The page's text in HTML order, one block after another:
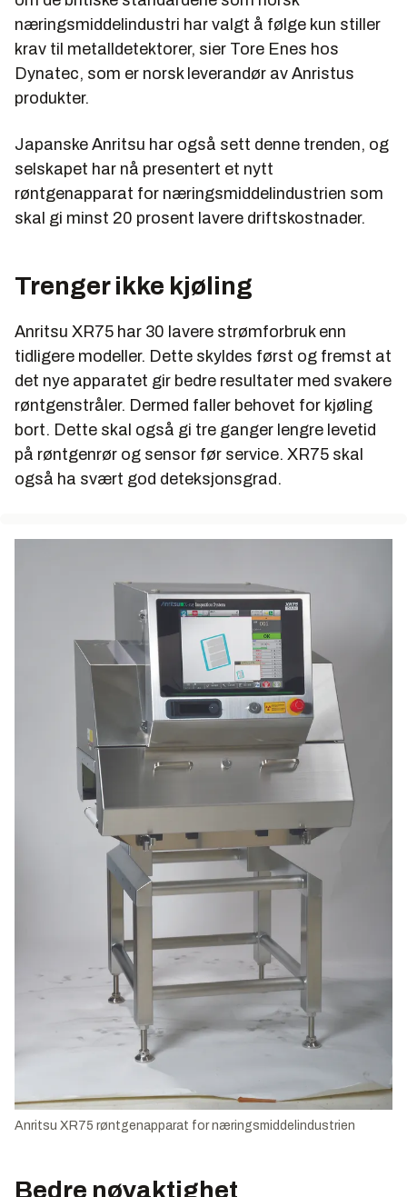
næringsmiddelindustri har valgt å følge kun stiller
krav til metalldetektorer, sier Tore Enes hos
Dynatec, som er norsk leverandør av Anristus
produkter.
Japanske Anritsu har også sett denne trenden, og
selskapet har nå presentert et nytt
røntgenapparat for næringsmiddelindustrien som
skal gi minst 20 prosent lavere driftskostnader.
Trenger ikke kjøling
Anritsu XR75 har 30 lavere strømforbruk enn
tidligere modeller. Dette skyldes først og fremst at
det nye apparatet gir bedre resultater med svakere
røntgenstråler. Dermed faller behovet for kjøling
bort. Dette skal også gi tre ganger lengre levetid
på røntgenrør og sensor før service. XR75 skal
også ha svært god deteksjonsgrad.
Anritsu XR75 røntgenapparat for næringsmiddelindustrien
Bedre nøyaktighet